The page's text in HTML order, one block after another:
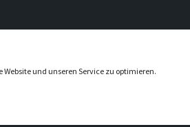
Website und unseren Service zu optimieren.